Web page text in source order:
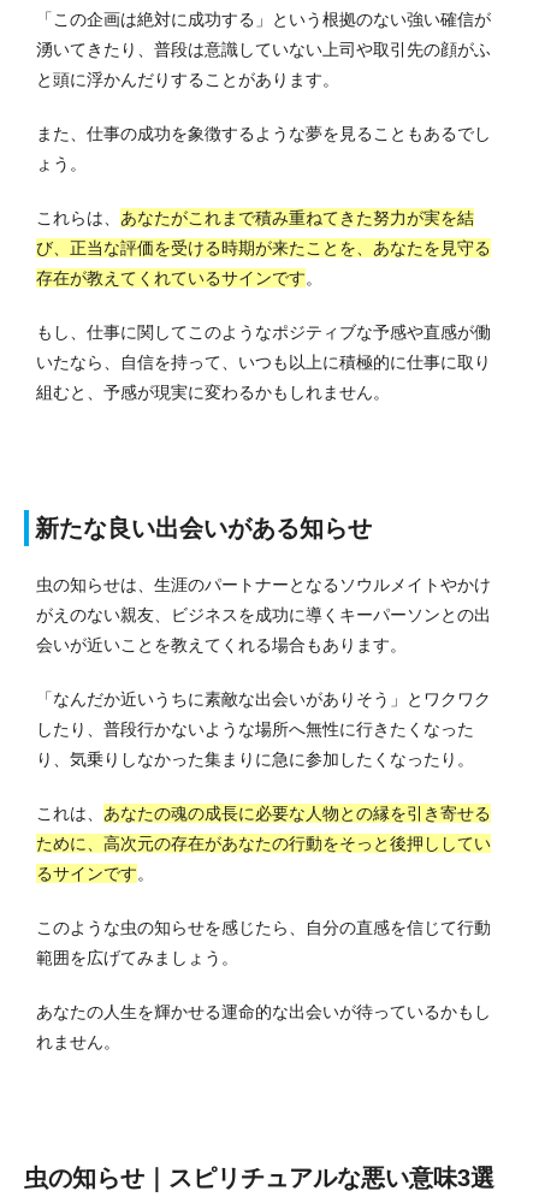
「この企画は絶対に成功する」という根拠のない強い確信が
湧いてきたり、普段は意識していない上司や取引先の顔がふ
と頭に浮かんだりすることがあります。
また、仕事の成功を象徴するような夢を見ることもあるでし
ょう。
これらは、 あなたがこれまで積み重ねてきた努力が実を結
び、正当な評価を受ける時期が来たことを、あなたを見守る
存在が教えてくれているサインです。
もし、仕事に関してこのようなポジティブな予感や直感が働
いたなら、自信を持って、いつも以上に積極的に仕事に取り
組むと、予感が現実に変わるかもしれません。
新たな良い出会いがある知らせ
虫の知らせは、生涯のパートナーとなるソウルメイトやかけ
がえのない親友、ビジネスを成功に導くキーパーソンとの出
会いが近いことを教えてくれる場合もあります。
「なんだか近いうちに素敵な出会いがありそう」とワクワク
したり、普段行かないような場所へ無性に行きたくなった
り、気乗りしなかった集まりに急に参加したくなったり。
これは、 あなたの魂の成長に必要な人物との縁を引き寄せる
ために、高次元の存在があなたの行動をそっと後押ししてい
るサインです。
このような虫の知らせを感じたら、自分の直感を信じて行動
範囲を広げてみましょう。
あなたの人生を輝かせる運命的な出会いが待っているかもし
れません。
虫の知らせ｜スピリチュアルな悪い意味3選